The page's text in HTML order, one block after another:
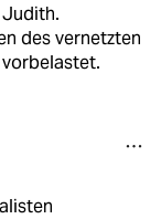
Judith.
des vernetzten
vorbelastet.